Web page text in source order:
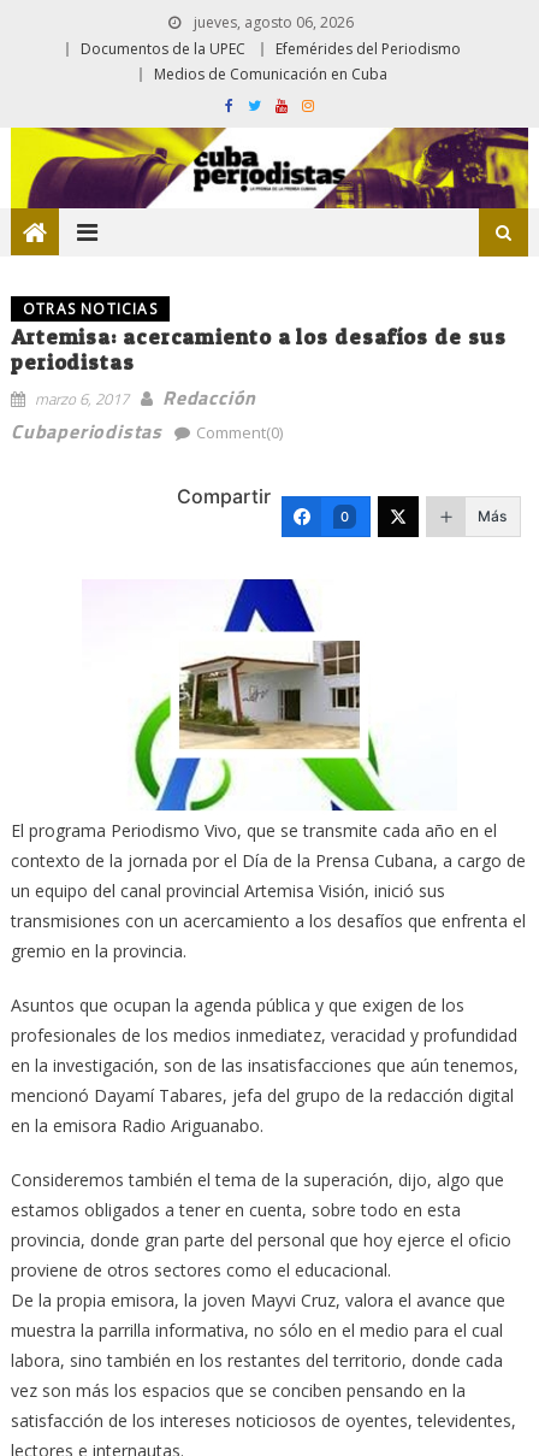
jueves, agosto 06, 2026
Documentos de la UPEC
Efemérides del Periodismo
Medios de Comunicación en Cuba
OTRAS NOTICIAS
Artemisa: acercamiento a los desafíos de sus
periodistas
marzo 6, 2017
Redacción
Cubaperiodistas
Comment(0)
Compartir
0 Más
El programa Periodismo Vivo, que se transmite cada año en el
contexto de la jornada por el Día de la Prensa Cubana, a cargo de
un equipo del canal provincial Artemisa Visión, inició sus
transmisiones con un acercamiento a los desafíos que enfrenta el
gremio en la provincia.
Asuntos que ocupan la agenda pública y que exigen de los
profesionales de los medios inmediatez, veracidad y profundidad
en la investigación, son de las insatisfacciones que aún tenemos,
mencionó Dayamí Tabares, jefa del grupo de la redacción digital
en la emisora Radio Ariguanabo.
Consideremos también el tema de la superación, dijo, algo que
estamos obligados a tener en cuenta, sobre todo en esta
provincia, donde gran parte del personal que hoy ejerce el oficio
proviene de otros sectores como el educacional.
De la propia emisora, la joven Mayvi Cruz, valora el avance que
muestra la parrilla informativa, no sólo en el medio para el cual
labora, sino también en los restantes del territorio, donde cada
vez son más los espacios que se conciben pensando en la
satisfacción de los intereses noticiosos de oyentes, televidentes,
lectores e internautas.